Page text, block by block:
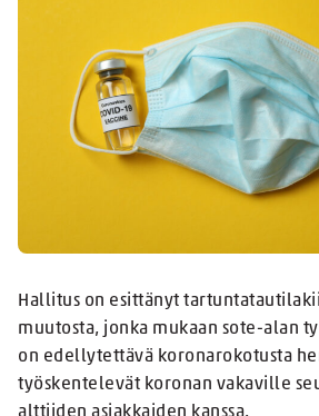
Hallitus on esittänyt
muutosta, jonka mukaan sote-alan
on edellytettävä koronarokotusta
työskentelevät koronan vakaville